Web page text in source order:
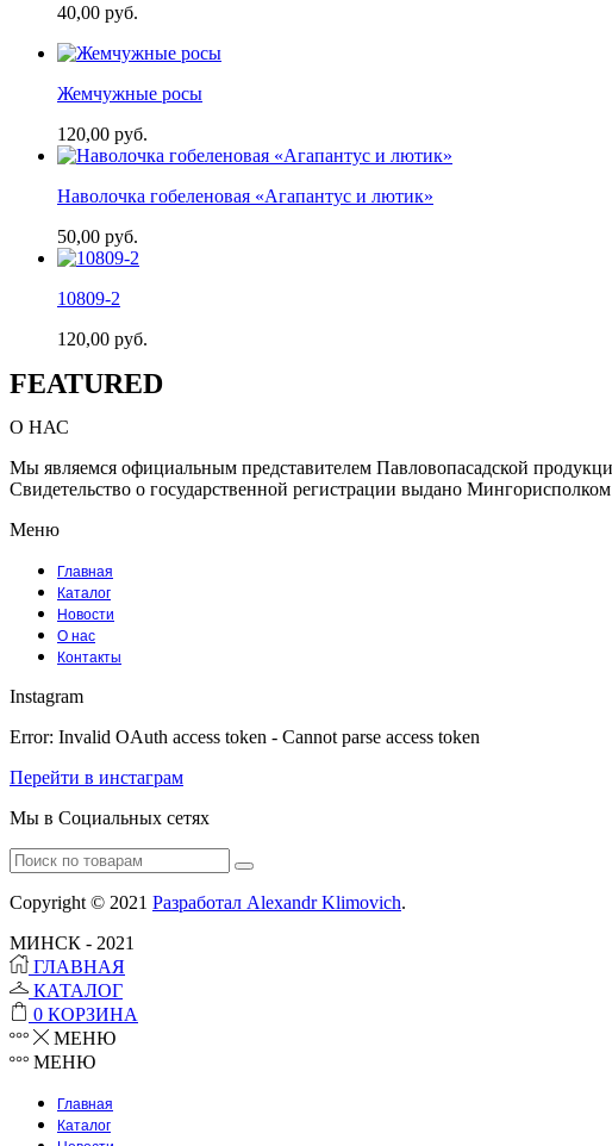
40,00 руб.
Жемчужные росы
120,00 руб.
Наволочка гобеленовая «Агапантус и лютик»
50,00 руб.
10809-2
120,00 руб.
FEATURED
О НАС
Мы являемся официальным представителем Павловопасадской
Свидетельство о государственной регистрации выдано
Меню
Главная
Каталог
Новости
О нас
Контакты
Instagram
Error: Invalid OAuth access token - Cannot parse access token
Перейти в инстаграм
Мы в Социальных сетях
Facebook
Instagram
Tumblr
Youtube
Vk
Search
for:
Copyright © 2021 Разработал Alexandr Klimovich.
МИНСК - 2021
ГЛАВНАЯ
КАТАЛОГ
0 КОРЗИНА
МЕНЮ
МЕНЮ
Главная
Каталог